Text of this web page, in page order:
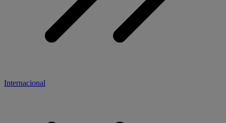
Internacional